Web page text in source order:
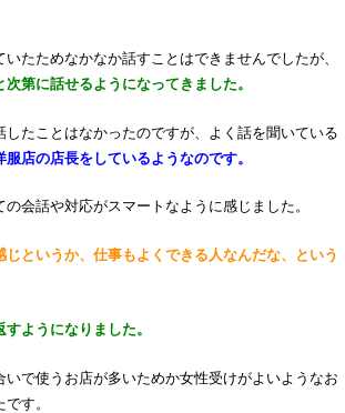
たためなかなか話すことはできませんでしたが、
第に話せるようになってきました。
したことはなかったのですが、よく話を聞いている
店の店長をしているようなのです。
会話や対応がスマートなように感じました。
というか、仕事もよくできる人なんだな、という
ようになりました。
いで使うお店が多いためか女性受けがよいようなお
す。